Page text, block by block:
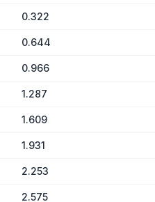
0.322
0.644
0.966
1.287
1.609
1.931
2.253
2.575